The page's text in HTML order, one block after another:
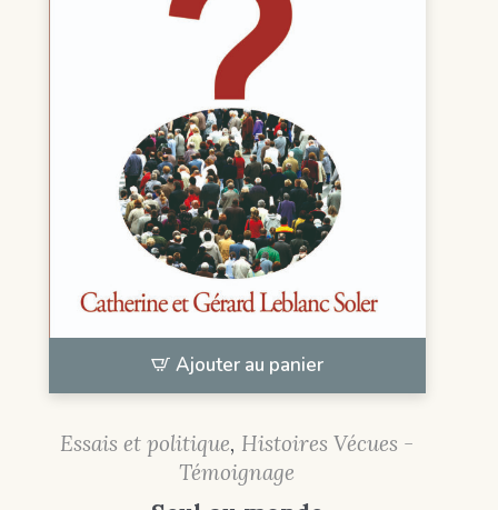
Ajouter au panier
Essais et politique, Histoires Vécues -
Témoignage